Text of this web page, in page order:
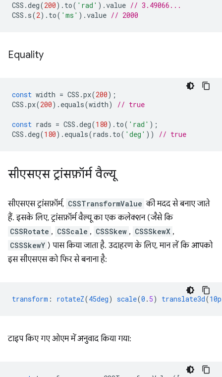
CSS .deg(200). to( 'rad' ).value // 3.49066...
CSS . s(2). to( 'ms' ).value // 2000
Equality
const width = CSS .px(200);
CSS .px(200). equals(width) // true
const rads = CSS .deg(180). to( 'rad' );
CSS .deg(180). equals(rads . to( 'deg' )) // true
सीएसएस ट्रांसफ़ॉर्म वैल्यू
सीएसएस ट्रांसफ़ॉर्म, CSSTransformValue की मदद से बनाए जाते
हैं. इसके लिए, ट्रांसफ़ॉर्म वैल्यू का एक कलेक्शन (जैसे कि
CSSRotate , CSScale , CSSSkew , CSSSkewX ,
CSSSkewY ) पास किया जाता है. उदाहरण के लिए, मान लें कि आपको
इस सीएसएस को फिर से बनाना है:
transform : rotateZ(45deg) scale(0 . 5) translate3d(
टाइप किए गए ओएम में अनुवाद किया गया: